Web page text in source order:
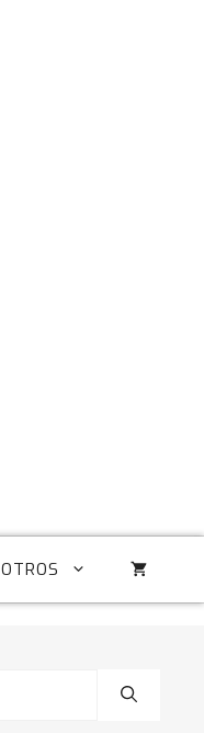
OTROS